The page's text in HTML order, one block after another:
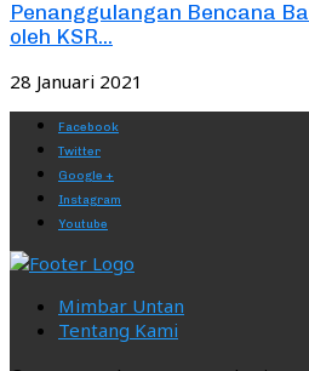
Penanggulangan Bencana
oleh KSR...
28 Januari 2021
Facebook
Twitter
Google +
Instagram
Youtube
Mimbar Untan
Tentang Kami